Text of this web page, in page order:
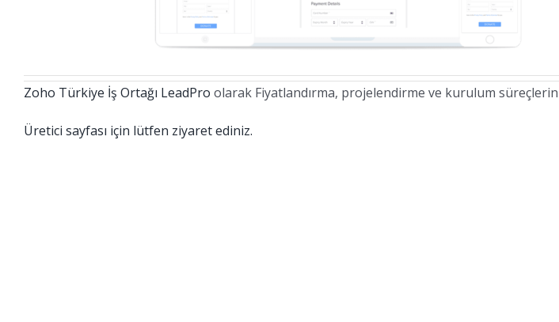
Zoho Türkiye İş Ortağı LeadPro olarak Fiyatlandırma, projelendirme ve kurulum
Üretici sayfası için lütfen ziyaret ediniz.